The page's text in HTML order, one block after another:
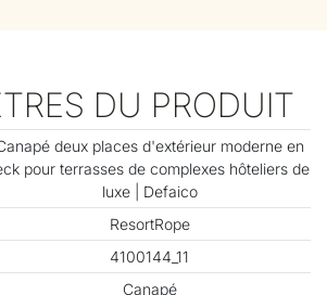
DU PRODUIT
deux places d'extérieur moderne en
pour terrasses de complexes hôteliers de
luxe | Defaico
ResortRope
4100144_11
Canapé